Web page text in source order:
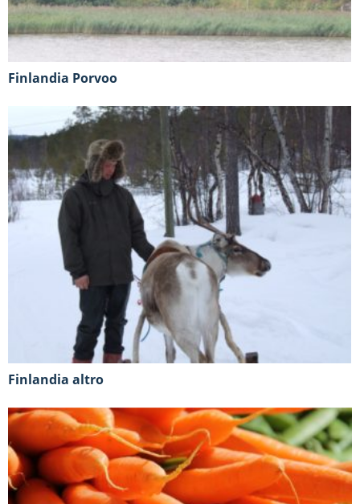
Finlandia Porvoo
Finlandia altro